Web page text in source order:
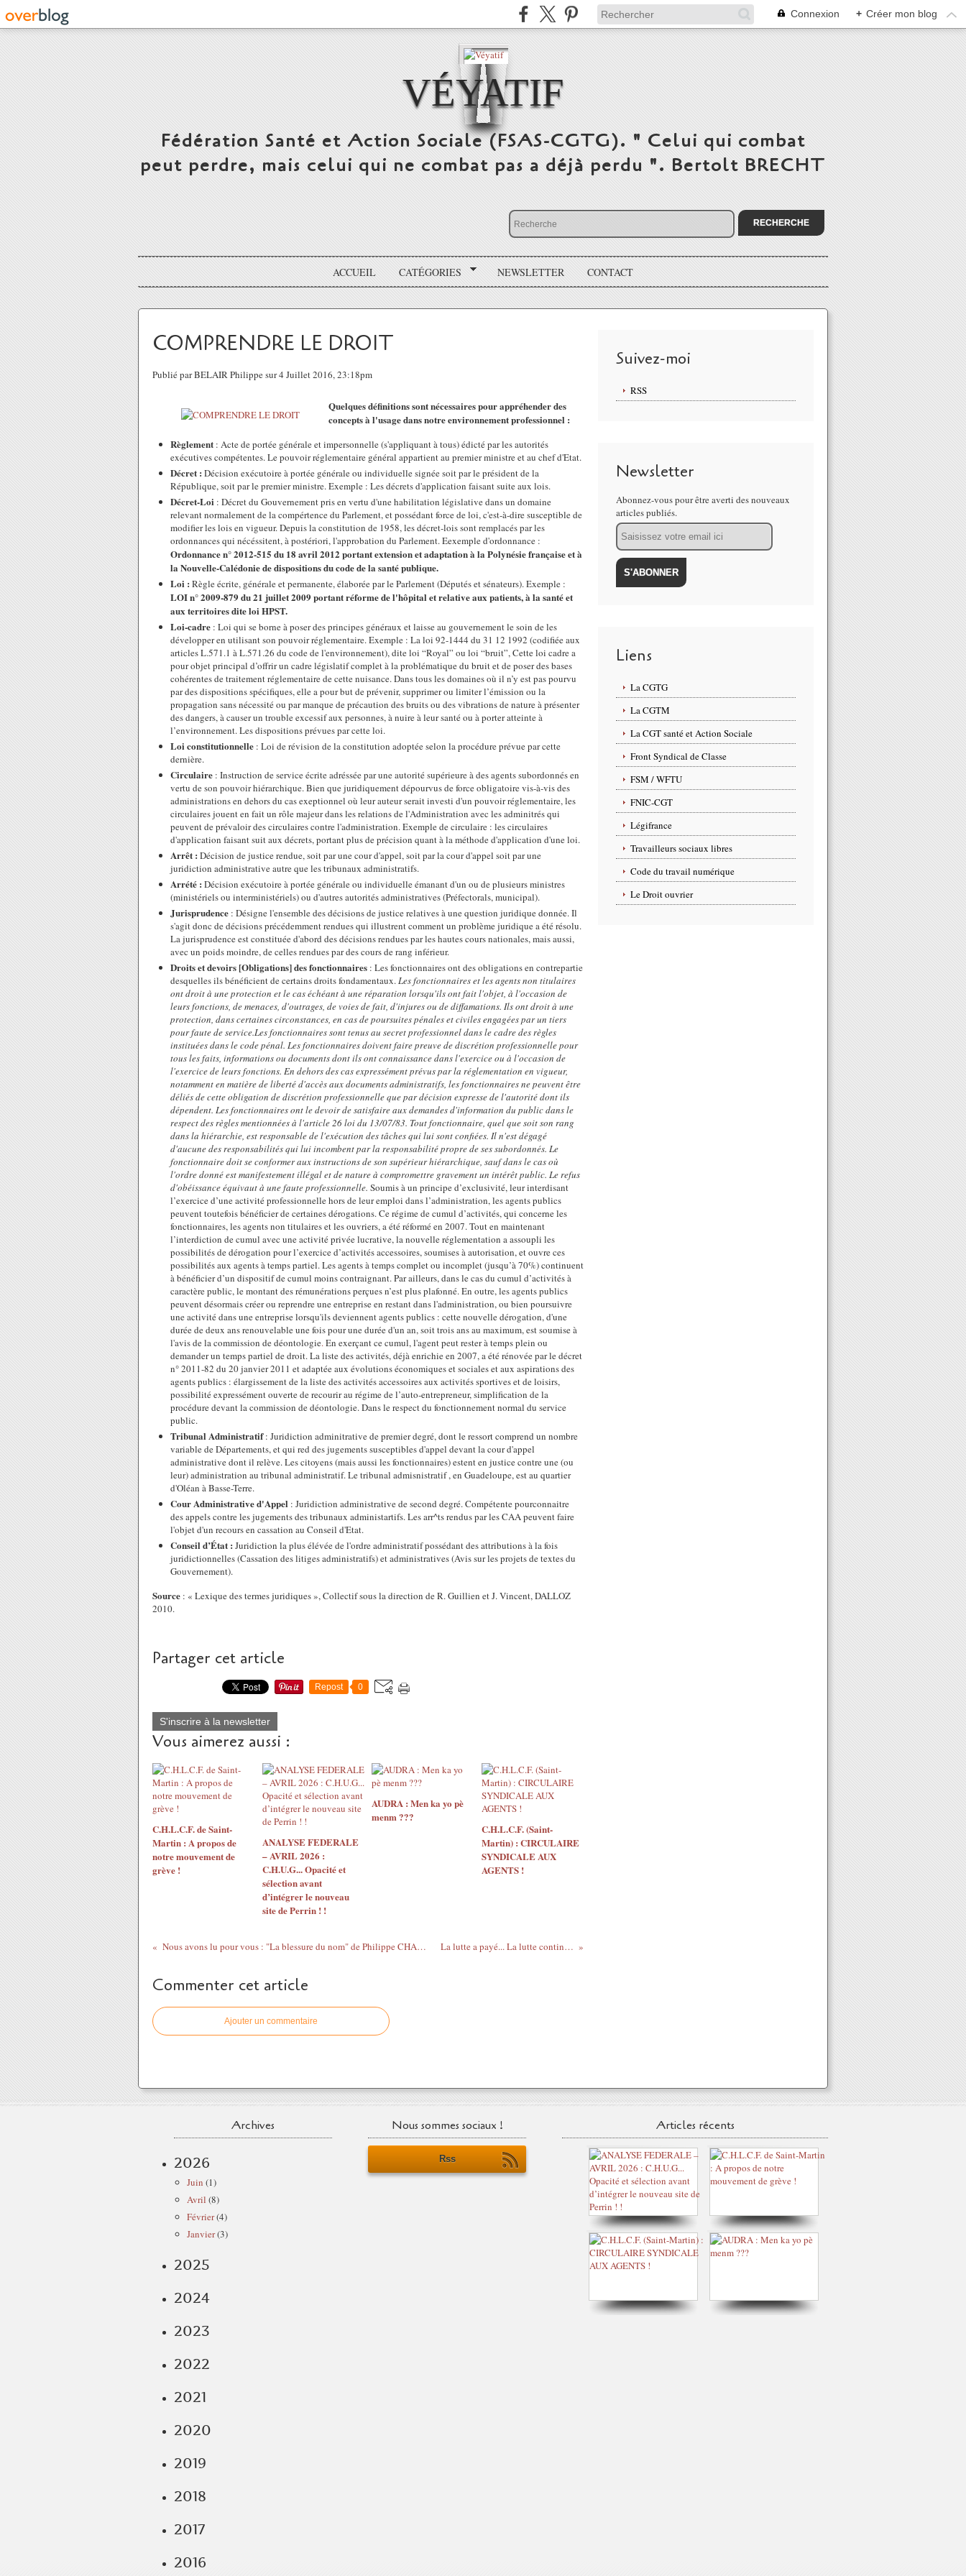
Connexion + Créer mon blog
VÉYATIF
Fédération Santé et Action Sociale (FSAS-CGTG). " Celui qui combat
peut perdre, mais celui qui ne combat pas a déjà perdu ". Bertolt BRECHT
ACCUEIL CATÉGORIES NEWSLETTER CONTACT
COMPRENDRE LE DROIT
Publié par BELAIR Philippe sur 4 Juillet 2016, 23:18pm
Quelques définitions sont nécessaires pour appréhender des
concepts à l'usage dans notre environnement professionnel :
Règlement : Acte de portée générale et impersonnelle (s'appliquant à tous) édicté par les autorités
exécutives compétentes. Le pouvoir réglementaire général appartient au premier ministre et au chef d'Etat.
Décret : Décision exécutoire à portée générale ou individuelle signée soit par le président de la
République, soit par le premier ministre. Exemple : Les décrets d'application faisant suite aux lois.
Décret-Loi : Décret du Gouvernement pris en vertu d'une habilitation législative dans un domaine
relevant normalement de la compértence du Parlement, et possédant force de loi, c'est-à-dire susceptible de
modifier les lois en vigueur. Depuis la constitution de 1958, les décret-lois sont remplacés par les
ordonnances qui nécéssitent, à postériori, l'approbation du Parlement. Eexemple d'ordonnance :
Ordonnance n° 2012-515 du 18 avril 2012 portant extension et adaptation à la Polynésie française et à
la Nouvelle-Calédonie de dispositions du code de la santé publique.
Loi : Règle écrite, générale et permanente, élaborée par le Parlement (Députés et sénateurs). Exemple :
LOI n° 2009-879 du 21 juillet 2009 portant réforme de l'hôpital et relative aux patients, à la santé et
aux territoires dite loi HPST.
Loi-cadre : Loi qui se borne à poser des principes généraux et laisse au gouvernement le soin de les
développer en utilisant son pouvoir réglementaire. Exemple : La loi 92-1444 du 31 12 1992 (codifiée aux
articles L.571.1 à L.571.26 du code de l'environnement), dite loi “Royal” ou loi “bruit”, Cette loi cadre a
pour objet principal d’offrir un cadre législatif complet à la problématique du bruit et de poser des bases
cohérentes de traitement réglementaire de cette nuisance. Dans tous les domaines où il n’y est pas pourvu
par des dispositions spécifiques, elle a pour but de prévenir, supprimer ou limiter l’émission ou la
propagation sans nécessité ou par manque de précaution des bruits ou des vibrations de nature à présenter
des dangers, à causer un trouble excessif aux personnes, à nuire à leur santé ou à porter atteinte à
l’environnement. Les dispositions prévues par cette loi.
Loi constitutionnelle : Loi de révision de la constitution adoptée selon la procédure prévue par cette
dernière.
Circulaire : Instruction de service écrite adréssée par une autorité supérieure à des agents subordonnés en
vertu de son pouvoir hiérarchique. Bien que juridiquement dépourvus de force obligatoire vis-à-vis des
administrations en dehors du cas exeptionnel où leur auteur serait investi d'un pouvoir réglementaire, les
circulaires jouent en fait un rôle majeur dans les relations de l'Administration avec les adminitrés qui
peuvent de prévaloir des circulaires contre l'administration. Exemple de circulaire : les circulaires
d'application faisant suit aux décrets, portant plus de précision quant à la méthode d'application d'une loi.
Arrêt : Décision de justice rendue, soit par une cour d'appel, soit par la cour d'appel soit par une
juridiction administrative autre que les tribunaux administratifs.
Arrété : Décision exécutoire à portée générale ou individuelle émanant d'un ou de plusieurs ministres
(ministériels ou interministériels) ou d'autres autorités administratives (Préfectorals, municipal).
Jurisprudence : Désigne l'ensemble des décisions de justice relatives à une question juridique donnée. Il
s'agit donc de décisions précédemment rendues qui illustrent comment un problème juridique a été résolu.
La jurisprudence est constituée d'abord des décisions rendues par les hautes cours nationales, mais aussi,
avec un poids moindre, de celles rendues par des cours de rang inférieur.
Droits et devoirs [Obligations] des fonctionnaires : Les fonctionnaires ont des obligations en contrepartie
desquelles ils bénéficient de certains droits fondamentaux.Les fonctionnaires et les agents non titulaires
ont droit à une protection et le cas échéant à une réparation lorsqu'ils ont fait l'objet, à l'occasion de
leurs fonctions, de menaces, d'outrages, de voies de fait, d'injures ou de diffamations. Ils ont droit à une
protection, dans certaines circonstances, en cas de poursuites pénales et civiles engagées par un tiers
pour faute de service.Les fonctionnaires sont tenus au secret professionnel dans le cadre des règles
instituées dans le code pénal. Les fonctionnaires doivent faire preuve de discrétion professionnelle pour
tous les faits, informations ou documents dont ils ont connaissance dans l'exercice ou à l'occasion de
l'exercice de leurs fonctions. En dehors des cas expressément prévus par la réglementation en vigueur,
notamment en matière de liberté d'accès aux documents administratifs, les fonctionnaires ne peuvent être
déliés de cette obligation de discrétion professionnelle que par décision expresse de l'autorité dont ils
dépendent. Les fonctionnaires ont le devoir de satisfaire aux demandes d'information du public dans le
respect des règles mentionnées à l'article 26 loi du 13/07/83. Tout fonctionnaire, quel que soit son rang
dans la hiérarchie, est responsable de l'exécution des tâches qui lui sont confiées. Il n'est dégagé
d'aucune des responsabilités qui lui incombent par la responsabilité propre de ses subordonnés. Le
fonctionnaire doit se conformer aux instructions de son supérieur hiérarchique, sauf dans le cas où
l'ordre donné est manifestement illégal et de nature à compromettre gravement un intérêt public. Le refus
d'obéissance équivaut à une faute professionnelle. Soumis à un principe d’exclusivité, leur interdisant
l’exercice d’une activité professionnelle hors de leur emploi dans l’administration, les agents publics
peuvent toutefois bénéficier de certaines dérogations. Ce régime de cumul d’activités, qui concerne les
fonctionnaires, les agents non titulaires et les ouvriers, a été réformé en 2007. Tout en maintenant
l’interdiction de cumul avec une activité privée lucrative, la nouvelle réglementation a assoupli les
possibilités de dérogation pour l’exercice d’activités accessoires, soumises à autorisation, et ouvre ces
possibilités aux agents à temps partiel. Les agents à temps complet ou incomplet (jusqu’à 70%) continuent
à bénéficier d’un dispositif de cumul moins contraignant. Par ailleurs, dans le cas du cumul d’activités à
caractère public, le montant des rémunérations perçues n’est plus plafonné. En outre, les agents publics
peuvent désormais créer ou reprendre une entreprise en restant dans l'administration, ou bien poursuivre
une activité dans une entreprise lorsqu'ils deviennent agents publics : cette nouvelle dérogation, d'une
durée de deux ans renouvelable une fois pour une durée d'un an, soit trois ans au maximum, est soumise à
l'avis de la commission de déontologie.En exerçant ce cumul, l'agent peut rester à temps plein ou
demander un temps partiel de droit. La liste des activités, déjà enrichie en 2007, a été rénovée par le décret
n° 2011-82 du 20 janvier 2011 et adaptée aux évolutions économiques et sociales et aux aspirations des
agents publics : élargissement de la liste des activités accessoires aux activités sportives et de loisirs,
possibilité expressément ouverte de recourir au régime de l’auto-entrepreneur, simplification de la
procédure devant la commission de déontologie. Dans le respect du fonctionnement normal du service
public.
Tribunal Administratif: Juridiction adminitrative de premier degré, dont le ressort comprend un nombre
variable de Départements, et qui red des jugements susceptibles d'appel devant la cour d'appel
administrative dont il relève. Les citoyens (mais aussi les fonctionnaires) estent en justice contre une (ou
leur) administration au tribunal administratif. Le tribunal admisnistratif , en Guadeloupe, est au quartier
d'Oléan à Basse-Terre.
Cour Administrative d'Appel : Juridiction administrative de second degré. Compétente pourconnaitre
des appels contre les jugements des tribunaux administartifs. Les arr^ts rendus par les CAA peuvent faire
l'objet d'un recours en cassation au Conseil d'Etat.
Conseil d’État : Juridiction la plus élévée de l'ordre administratif possédant des attributions à la fois
juridictionnelles (Cassation des litiges administratifs) et administratives (Avis sur les projets de textes du
Gouvernement).
Source : « Lexique des termes juridiques », Collectif sous la direction de R. Guillien et J. Vincent, DALLOZ
2010.
Partager cet article
Repost 0
S'inscrire à la newsletter
Vous aimerez aussi :
C.H.L.C.F. de Saint-
Martin : A propos de
notre mouvement de
grève !
ANALYSE FEDERALE
– AVRIL 2026 :
C.H.U.G... Opacité et
sélection avant
d’intégrer le nouveau
site de Perrin ! !
AUDRA : Men ka yo pè
menm ???
C.H.L.C.F. (Saint-
Martin) : CIRCULAIRE
SYNDICALE AUX
AGENTS !
Nous avons lu pour vous : "La blessure du nom" de Philippe CHANSON La lutte a payé... La lutte continue !
Commenter cet article
Ajouter un commentaire
Suivez-moi
RSS
Newsletter
Abonnez-vous pour être averti des nouveaux
articles publiés.
Email
Liens
La CGTG
La CGTM
La CGT santé et Action Sociale
Front Syndical de Classe
FSM / WFTU
FNIC-CGT
Légifrance
Travailleurs sociaux libres
Code du travail numérique
Le Droit ouvrier
Archives
2026
Juin (1)
Avril (8)
Février(4)
Janvier(3)
2025
2024
2023
2022
2021
2020
2019
2018
2017
2016
Nous sommes sociaux !
Rss
Articles récents